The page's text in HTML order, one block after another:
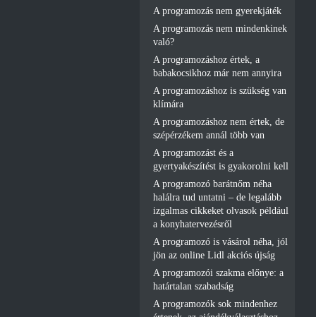
A programozás nem gyerekjáték
A programozás nem mindenkinek
való?
A programozáshoz értek, a
babakocsikhoz már nem annyira
A programozáshoz is szükség van
klímára
A programozáshoz nem értek, de
szépérzékem annál több van
A programozást és a
gyertyakészítést is gyakorolni kell
A programozó barátnőm néha
halálra tud untatni – de legalább
izgalmas cikkeket olvasok például
a konyhatervezésről
A programozó is vásárol néha, jól
jön az online Lidl akciós újság
A programozói szakma előnye: a
határtalan szabadság
A programozók sok mindenhez